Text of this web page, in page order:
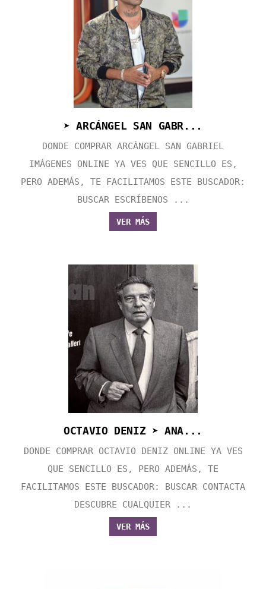
➤ ARCÁNGEL SAN GABR...
DONDE COMPRAR ARCÁNGEL SAN GABRIEL
IMÁGENES ONLINE YA VES QUE SENCILLO ES,
PERO ADEMÁS, TE FACILITAMOS ESTE BUSCADOR:
BUSCAR ESCRÍBENOS ...
VER MÁS
OCTAVIO DENIZ ➤ ANA...
DONDE COMPRAR OCTAVIO DENIZ ONLINE YA VES
QUE SENCILLO ES, PERO ADEMÁS, TE
FACILITAMOS ESTE BUSCADOR: BUSCAR CONTACTA
DESCUBRE CUALQUIER ...
VER MÁS